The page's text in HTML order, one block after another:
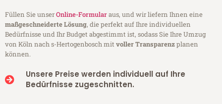
Füllen Sie unserOnline-Formularaus, und wir liefern Ihnen eine
maßgeschneiderte Lösung, die perfekt auf Ihre individuellen
Bedürfnisse und Ihr Budget abgestimmt ist, sodass Sie Ihre Umzug
von Köln nach s-Hertogenbosch mitvoller Transparenzplanen
können.
Unsere Preise werden individuell auf Ihre
Bedürfnisse zugeschnitten.